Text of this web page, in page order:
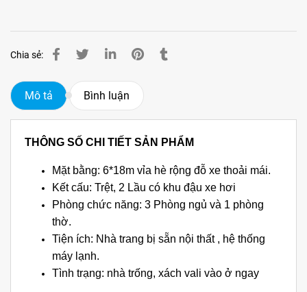
Chia sẻ:
Mô tả Bình luận
THÔNG SỐ CHI TIẾT SẢN PHẨM
Mặt bằng: 6*18m vỉa hè rộng đỗ xe thoải mái.
Kết cấu: Trệt, 2 Lầu có khu đậu xe hơi
Phòng chức năng: 3 Phòng ngủ và 1 phòng
thờ.
Tiện ích: Nhà trang bị sẵn nội thất , hệ thống
máy lạnh.
Tình trạng: nhà trống, xách vali vào ở ngay